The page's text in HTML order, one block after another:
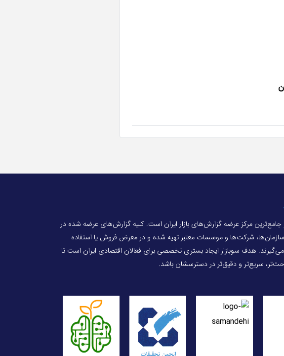
و جامع‌ترین مرکز عرضه گزارش‌های بازار ایران است. کلیه گزارش‌های عرضه شده در
شرکت‌ها و موسسات معتبر تهیه شده و در معرض فروش یا استفاده
می‌گیرند. هدف سوبازار ایجاد بستری تخصصی برای فعالان اقتصادی ایران است تا
سریع‌تر و دقیق‌تر در دسترسشان باشد.